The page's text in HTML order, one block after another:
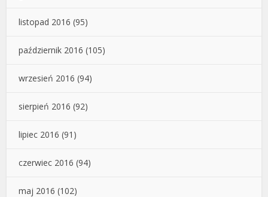
listopad 2016 (95)
październik 2016 (105)
wrzesień 2016 (94)
sierpień 2016 (92)
lipiec 2016 (91)
czerwiec 2016 (94)
maj 2016 (102)